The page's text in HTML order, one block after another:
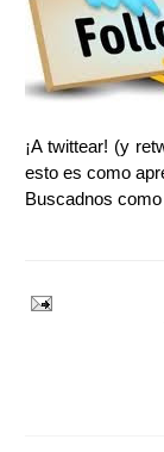
¡A twittear! (y
esto es como
Buscadnos como